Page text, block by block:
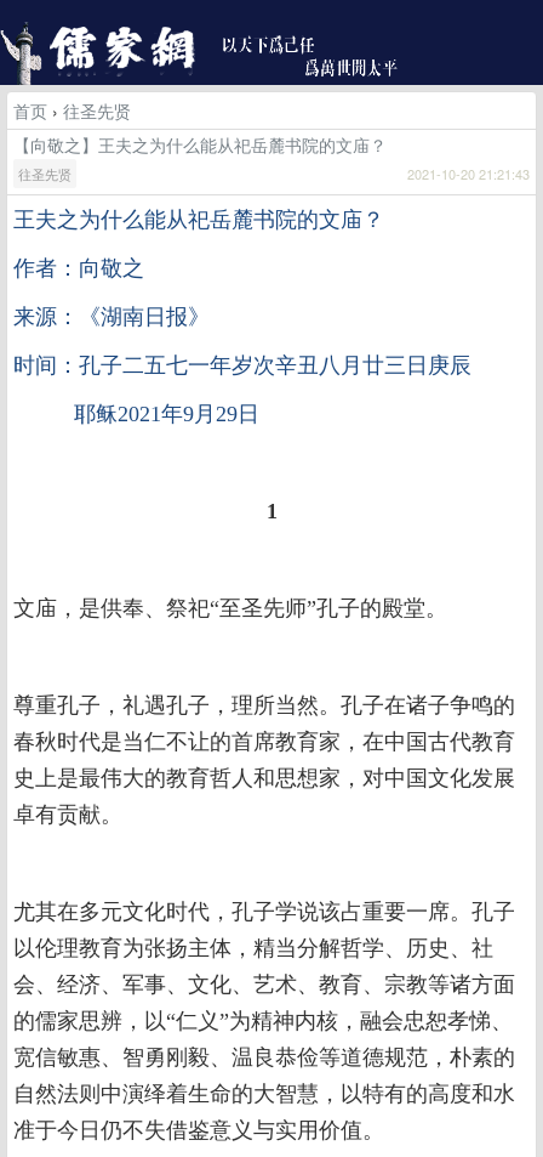
首页 › 往圣先贤
【向敬之】王夫之为什么能从祀岳麓书院的文庙？
往圣先贤 2021-10-20 21:21:43
王夫之为什么能从祀岳麓书院的文庙？
作者：向敬之
来源：《湖南日报》
时间：孔子二五七一年岁次辛丑八月廿三日庚辰
耶稣2021年9月29日
1
文庙，是供奉、祭祀“至圣先师”孔子的殿堂。
尊重孔子，礼遇孔子，理所当然。孔子在诸子争鸣的
春秋时代是当仁不让的首席教育家，在中国古代教育
史上是最伟大的教育哲人和思想家，对中国文化发展
卓有贡献。
尤其在多元文化时代，孔子学说该占重要一席。孔子
以伦理教育为张扬主体，精当分解哲学、历史、社
会、经济、军事、文化、艺术、教育、宗教等诸方面
的儒家思辨，以“仁义”为精神内核，融会忠恕孝悌、
宽信敏惠、智勇刚毅、温良恭俭等道德规范，朴素的
自然法则中演绎着生命的大智慧，以特有的高度和水
准于今日仍不失借鉴意义与实用价值。